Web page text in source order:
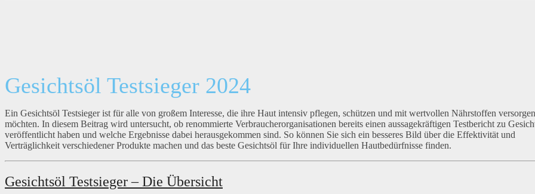
Gesichtsöl Testsieger 2024
Ein Gesichtsöl Testsieger ist für alle von großem Interesse, die ihre Haut intensiv pflegen, schützen und mit wertvollen Nährstoffen versorgen
möchten. In diesem Beitrag wird untersucht, ob renommierte Verbraucherorganisationen bereits einen aussagekräftigen Testbericht zu
veröffentlicht haben und welche Ergebnisse dabei herausgekommen sind. So können Sie sich ein besseres Bild über die Effektivität und
Verträglichkeit verschiedener Produkte machen und das beste Gesichtsöl für Ihre individuellen Hautbedürfnisse finden.
Gesichtsöl Testsieger – Die Übersicht